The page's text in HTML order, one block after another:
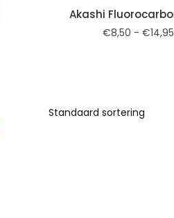
Akashi
€8,50 - €14,95